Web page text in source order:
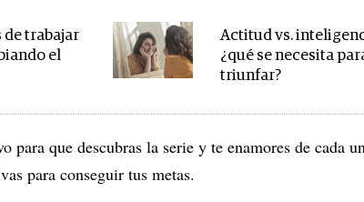
de trabajar
el
Actitud vs.
¿qué se necesita
triunfar?
para que descubras la serie y te enamores de cada
para conseguir tus metas.